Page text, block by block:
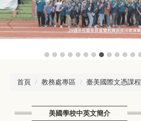
容
區
首頁 教務處專區 臺美國際文憑課程
美國學校中英文簡介